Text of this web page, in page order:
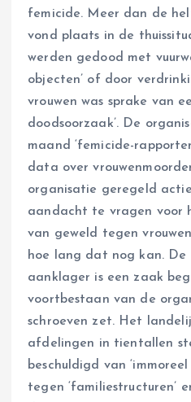
femicide. Meer dan de
vond plaats in de
werden gedood met
objecten’ of door
vrouwen was sprake van
doodsoorzaak’. De
maand ‘femicide-
data over
organisatie geregeld
aandacht te vragen voor
van geweld tegen
hoe lang dat nog kan. De
aanklager is een zaak
voortbestaan van de
schroeven zet. Het
afdelingen in tientallen
beschuldigd van
tegen ‘familiestructuren’